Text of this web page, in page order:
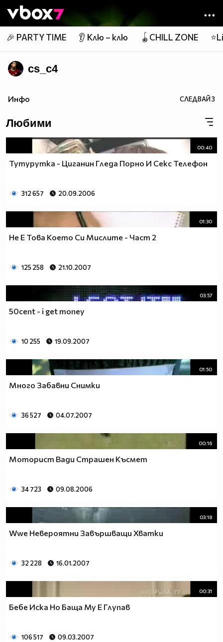
👾
🎉 PARTY TIME 👂 Клю – клю 🪀CHILL ZONE
cs_c4
Инфо СЛЕДВАЙ3
Любими
00:40
Тутурутка - Циганин Гледа Порно И Секс Телефон
312 657 20.09.2006
01:30
Не Е Това Което Си Мислите - Част 2
125 258 21.10.2007
03:57
50cent - i get money
10 255 19.09.2007
01:50
Много Забавни Снимки
36 527 04.07.2007
00:16
Моторист Вади Страшен Късмет
34 723 09.08.2006
03:18
Wwe Невероятни Завършващи Хватки
32 228 16.01.2007
00:31
Бебе Иска Но Баща Му Е Глупав
106 517 09.03.2007